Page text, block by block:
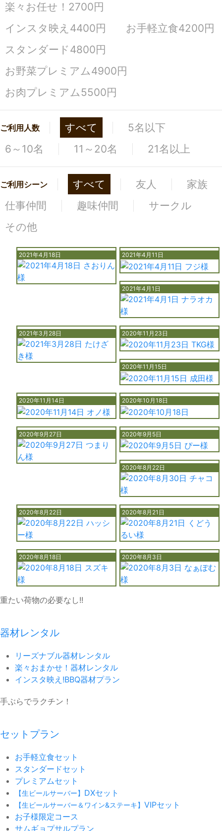
楽々お任せ！2700円
インスタ映え4400円
お手軽立食4200円
スタンダード4800円
お野菜プレミアム4900円
お肉プレミアム5500円
ご利用人数 すべて
5名以下
6～10名
11～20名 21名以上
ご利用シーン すべて 友人
家族
仕事仲間
趣味仲間
サークル
その他
2021年4月18日 2021年4月11日
2021年4月1日
2021年3月28日 2020年11月23日
2020年11月15日
2020年11月14日 2020年10月18日
2020年9月27日 2020年9月5日
2020年8月22日
2020年8月22日 2020年8月21日
2020年8月18日 2020年8月3日
重たい荷物の必要なし!!
器材レンタル
リーズナブル器材レンタル
楽々おまかせ！器材レンタル
インスタ映え!BBQ器材プラン
手ぶらでラクチン！
セットプラン
お手軽立食セット
スタンダードセット
プレミアムセット
【生ビールサーバー】 DXセット
【生ビールサーバー＆ワイン&ステーキ】 VIPセット
お子様限定コース
サムギョプサルプラン